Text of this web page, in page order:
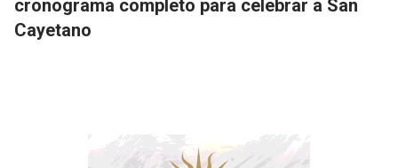
cronograma completo para celebrar a San
Cayetano